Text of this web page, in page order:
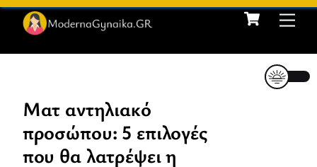
Skip
content
Cart
Ματ αντηλιακό
προσώπου: 5 επιλογές
που θα λατρέψει η